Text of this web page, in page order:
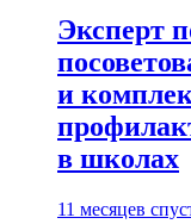
Эксперт
и
в школах
11 месяцев